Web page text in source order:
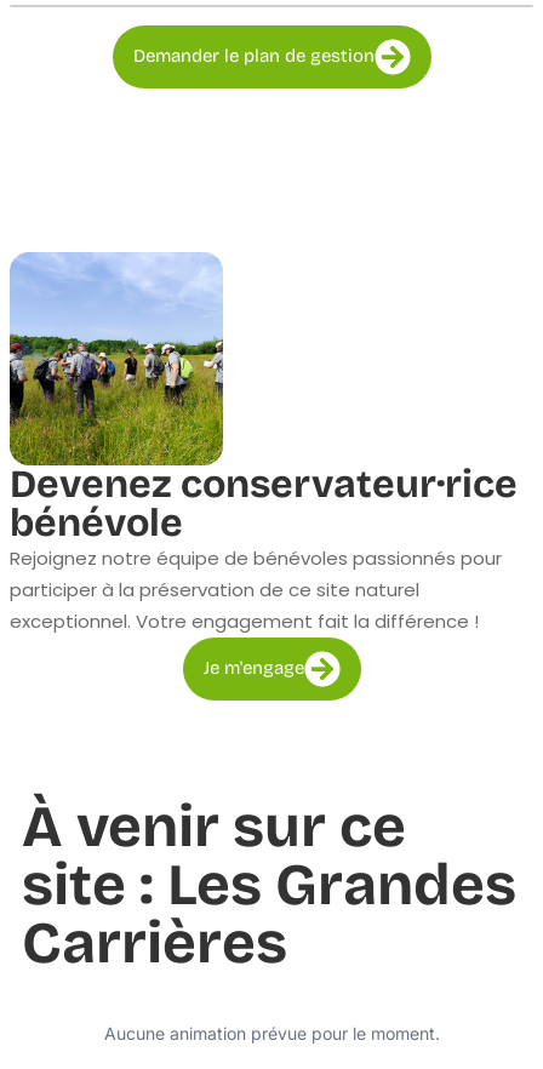
Demander le plan de gestion
Devenez conservateur·rice
bénévole
Rejoignez notre équipe de bénévoles passionnés pour
participer à la préservation de ce site naturel
exceptionnel. Votre engagement fait la différence !
Je m'engage
À venir sur ce
site : Les Grandes
Carrières
Aucune animation prévue pour le moment.